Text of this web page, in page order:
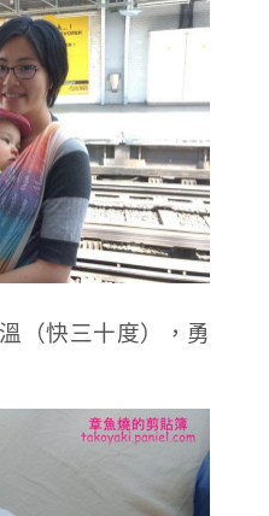
（快三十度），勇